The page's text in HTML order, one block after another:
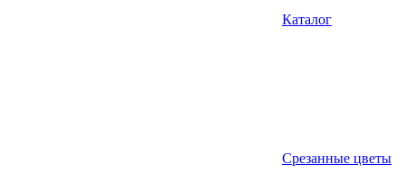
Каталог
Срезанные цветы